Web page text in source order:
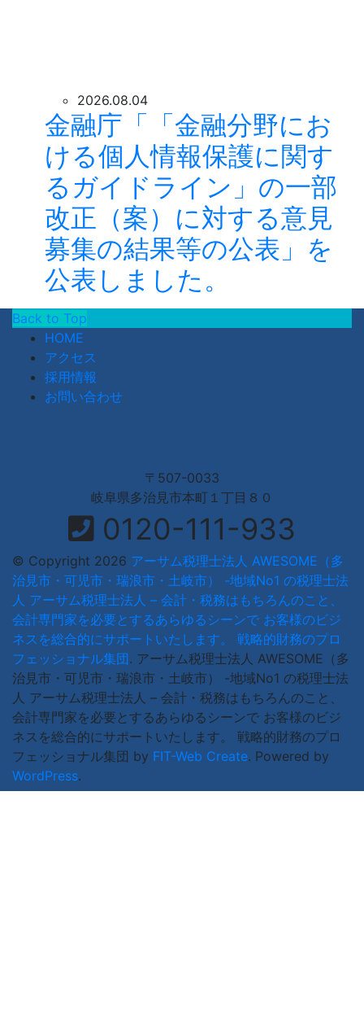
2026.08.04
金融庁「「金融分野にお
ける個人情報保護に関す
るガイドライン」の一部
改正（案）に対する意見
募集の結果等の公表」を
公表しました。
Back to Top
HOME
アクセス
採用情報
お問い合わせ
〒507-0033
岐阜県多治見市本町１丁目８０
0120-111-933
© Copyright 2026 アーサム税理士法人 AWESOME（多
治見市・可児市・瑞浪市・土岐市） -地域No1 の税理士法
人 アーサム税理士法人 – 会計・税務はもちろんのこと、
会計専門家を必要とするあらゆるシーンで お客様のビジ
ネスを総合的にサポートいたします。 戦略的財務のプロ
フェッショナル集団. アーサム税理士法人 AWESOME（多
治見市・可児市・瑞浪市・土岐市） -地域No1 の税理士法
人 アーサム税理士法人 – 会計・税務はもちろんのこと、
会計専門家を必要とするあらゆるシーンで お客様のビジ
ネスを総合的にサポートいたします。 戦略的財務のプロ
フェッショナル集団 by FIT-Web Create. Powered by
WordPress.